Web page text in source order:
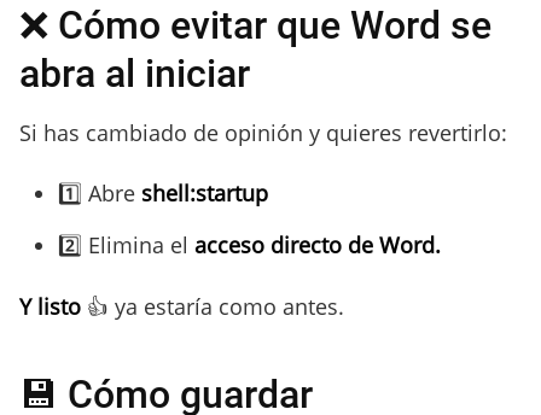
❌ Cómo evitar que Word se
abra al iniciar
Si has cambiado de opinión y quieres revertirlo:
1️⃣ Abre shell:startup
2️⃣ Elimina el acceso directo de Word.
Y listo 👍 ya estaría como antes.
💾 Cómo guardar